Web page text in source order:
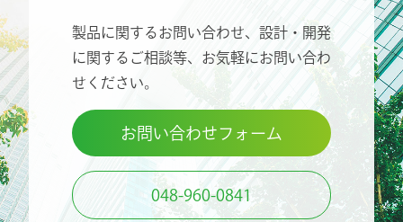
製品に関するお問い合わせ、設計・開発
に関するご相談等、 お気軽にお問い合わ
せください。
お問い合わせフォーム
048-960-0841